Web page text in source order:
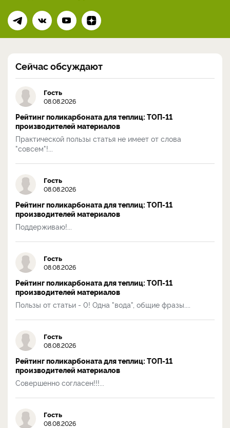
Сейчас обсуждают
Гость
08.08.2026
Рейтинг поликарбоната для теплиц: ТОП-11
производителей материалов
Практической пользы статья не имеет от слова
"совсем"!...
Гость
08.08.2026
Рейтинг поликарбоната для теплиц: ТОП-11
производителей материалов
Поддерживаю!...
Гость
08.08.2026
Рейтинг поликарбоната для теплиц: ТОП-11
производителей материалов
Пользы от статьи - 0! Одна "вода", общие фразы....
Гость
08.08.2026
Рейтинг поликарбоната для теплиц: ТОП-11
производителей материалов
Совершенно согласен!!!...
Гость
08.08.2026